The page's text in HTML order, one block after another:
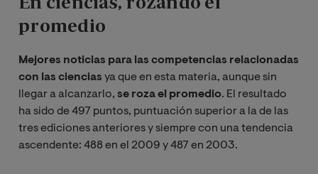
promedio
Mejores noticias para las competencias relacionadas
con las ciencias ya que en esta materia, aunque sin
llegar a alcanzarlo, se roza el promedio. El resultado
ha sido de 497 puntos, puntuación superior a la de las
tres ediciones anteriores y siempre con una tendencia
ascendente: 488 en el 2009 y 487 en 2003.